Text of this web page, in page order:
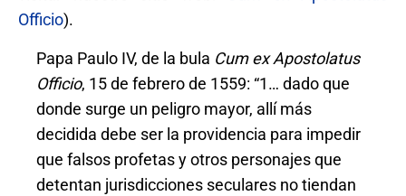
Officio).
Papa Paulo IV, de la bula Cum ex Apostolatus
Officio, 15 de febrero de 1559: “1… dado que
donde surge un peligro mayor, allí más
decidida debe ser la providencia para impedir
que falsos profetas y otros personajes que
detentan jurisdicciones seculares no tiendan